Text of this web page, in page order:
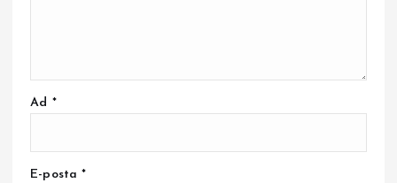
Ad *
E-posta*